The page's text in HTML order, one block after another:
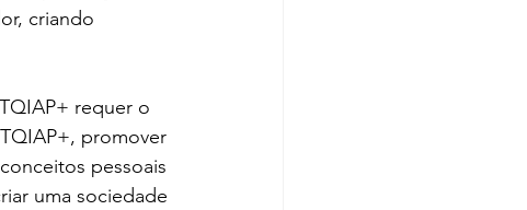
criando
requer o
promover
pessoais
uma sociedade